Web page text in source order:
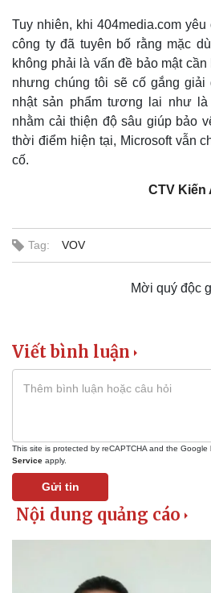
Pháp luật
Vụ án
Tuy nhiên, khi 404media.com
công ty đã tuyên bố rằng mặc
không phải là vấn đề bảo mật
nhưng chúng tôi sẽ cố gắng giải
nhật sản phẩm tương lai như
nhằm cải thiện độ sâu giúp bảo
thời điểm hiện tại, Microsoft vẫn
cố.
CTV Kiến
Tag: VOV
Mời quý độc
Viết bình luận
This site is protected by reCAPTCHA and the Google
Service apply.
Gửi tin